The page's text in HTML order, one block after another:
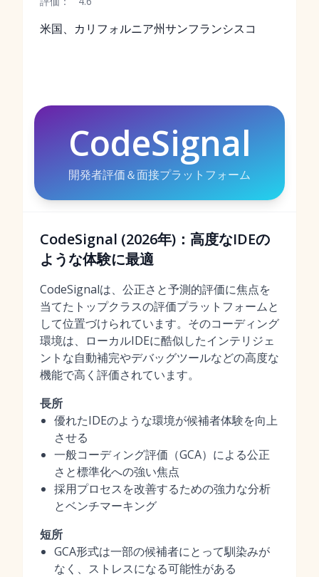
米国、カリフォルニア州サンフランシスコ
CodeSignal
開発者評価＆面接プラットフォーム
CodeSignal (2026年)：高度なIDEの
ような体験に最適
CodeSignalは、公正さと予測的評価に焦点を
当てたトップクラスの評価プラットフォームと
して位置づけられています。そのコーディング
環境は、ローカルIDEに酷似したインテリジェ
ントな自動補完やデバッグツールなどの高度な
機能で高く評価されています。
長所
優れたIDEのような環境が候補者体験を向上
させる
一般コーディング評価（GCA）による公正
さと標準化への強い焦点
採用プロセスを改善するための強力な分析
とベンチマーキング
短所
GCA形式は一部の候補者にとって馴染みが
なく、ストレスになる可能性がある